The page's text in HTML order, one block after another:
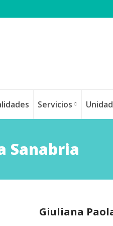
Servicios
Sanabria
Giuliana